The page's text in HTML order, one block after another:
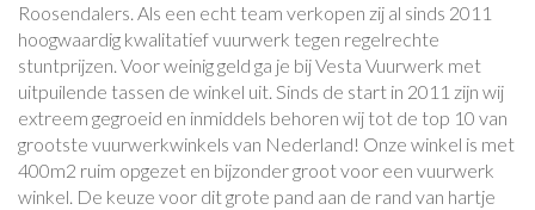
Roosendalers. Als een echt team verkopen zij al sinds 2011
hoogwaardig kwalitatief vuurwerk tegen regelrechte
stuntprijzen. Voor weinig geld ga je bij Vesta Vuurwerk met
uitpuilende tassen de winkel uit. Sinds de start in 2011 zijn wij
extreem gegroeid en inmiddels behoren wij tot de top 10 van
grootste vuurwerkwinkels van Nederland! Onze winkel is met
400m2 ruim opgezet en bijzonder groot voor een vuurwerk
winkel. De keuze voor dit grote pand aan de rand van hartje